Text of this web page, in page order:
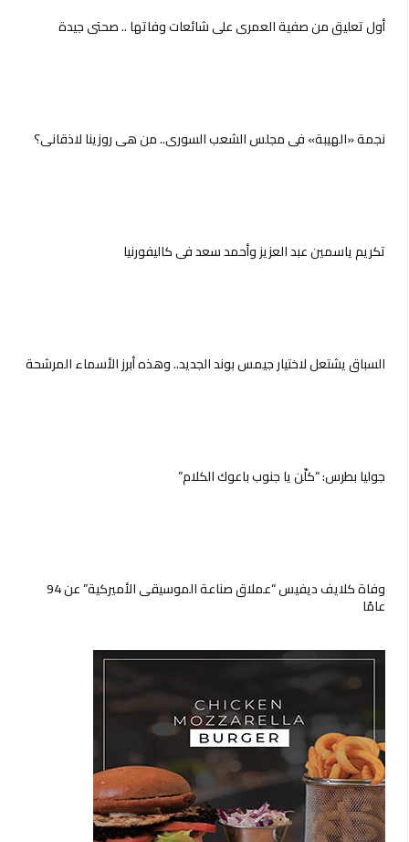
أول تعليق من صفية العمري على شائعات وفاتها .. صحتي جيدة
نجمة «الهيبة» في مجلس الشعب السوري.. من هي روزينا لاذقاني؟
تكريم ياسمين عبد العزيز وأحمد سعد فى كاليفورنيا
السباق يشتعل لاختيار جيمس بوند الجديد.. وهذه أبرز الأسماء المرشحة
جوليا بطرس: “كلّن يا جنوب باعوك الكلام”
وفاة كلايف ديفيس “عملاق صناعة الموسيقى الأميركية” عن 94
عامًا